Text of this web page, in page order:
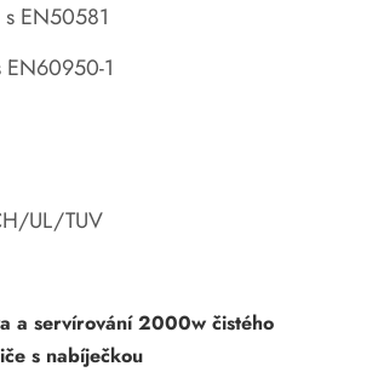
s EN50581
EN60950-1
UL/TUV
a servírování 2000w čistého
s nabíječkou